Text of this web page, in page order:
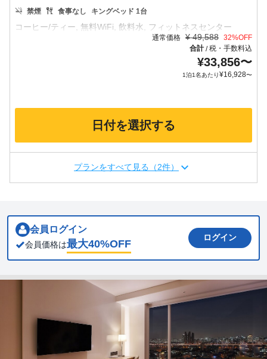
禁煙 食事なし キングベッド 1台
通常価格 ¥ 49,588 32%OFF
合計/税・手数料込
¥33,856〜
1泊1名あたり¥16,928〜
日付を選択する
プランをすべて見る（2件）
会員ログイン
会員価格は最大40%OFF
ログイン